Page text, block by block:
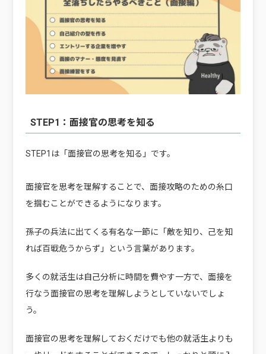
STEP1：面接官の思考を知る
STEP1は「面接官の思考を知る」です。
面接官を思考を理解することで、 面接攻略のための糸口
を掴むことができる ようになります。
孫子の兵法に出てくる有名な一節に「敵を知り、己を知
れば百戦危うからず」という言葉があります。
多くの就活生は自己分析に時間を費やす一方で、面接を
行なう面接官の思考を理解しようとしていないでしょ
う。
面接官の思考を理解しておくだけでも他の就活生よりも